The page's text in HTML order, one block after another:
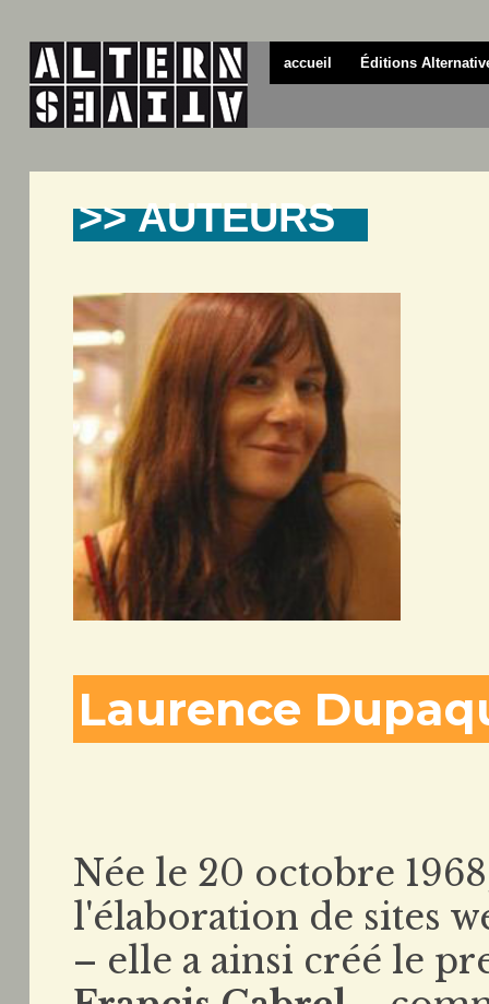
accueil Éditions
>> AUTEURS
Laurence
Née le 20 octobre
l'élaboration de sites
– elle a ainsi créé le